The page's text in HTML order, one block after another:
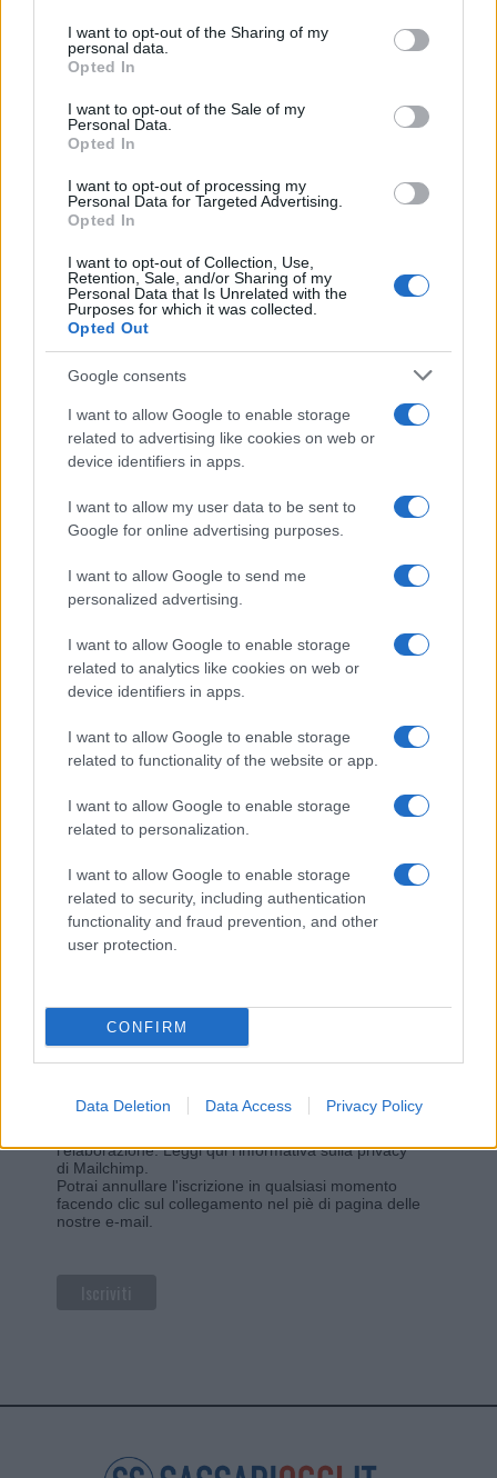
not limited to your visit or usage behaviour. You may click to
grant or deny consent to Google and its third-party tags to
use your data for below specified purposes in below Google
consent section.
I want to opt-out of the Sharing of my
personal data.
Opted In
I want to opt-out of the Sale of my
Personal Data.
Opted In
I want to opt-out of processing my
Personal Data for Targeted Advertising.
Opted In
I want to opt-out of Collection, Use,
Retention, Sale, and/or Sharing of my
Personal Data that Is Unrelated with the
Purposes for which it was collected.
Opted Out
Google consents
I want to allow Google to enable storage
related to advertising like cookies on web or
device identifiers in apps.
I want to allow my user data to be sent to
Google for online advertising purposes.
I want to allow Google to send me
personalized advertising.
I want to allow Google to enable storage
related to analytics like cookies on web or
device identifiers in apps.
I want to allow Google to enable storage
related to functionality of the website or app.
I want to allow Google to enable storage
related to personalization.
I want to allow Google to enable storage
related to security, including authentication
functionality and fraud prevention, and other
user protection.
CONFIRM
Data Deletion Data Access Privacy Policy
Paolo Pinna
Martina Agostina Diturco
I nostri cari
I nostri cari
Giovannimaria Cabras
Vuoi rimanere sempre aggiornato?
Iscriviti alla newsletter di Gallura Oggi e ricevi le nostre
email periodiche contenenti le ultime notizie pubblicate
sul sito web!
Utilizziamo Mailchimp come piattaforma di
marketing. Iscrivendoti alla newsletter accetti che le
l'elaborazione.Leggi qui l'informativa sulla privacy
di Mailchimp
Potrai annullare l'iscrizione in qualsiasi momento
facendo clic sul collegamento nel piè di pagina delle
nostre e-mail.